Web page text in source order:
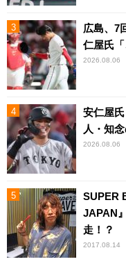
広島、7
仁屋氏「
2026.08.06
安仁屋
人・知
2026.08.06
SUPER
JAPAN
走！？
2017.08.14